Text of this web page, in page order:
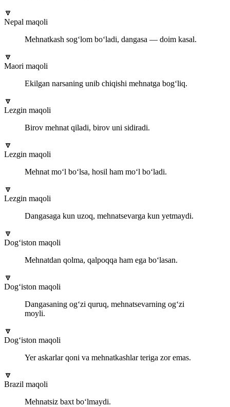
🔽
Nepal maqoli
Mehnatkash sog‘lom bo‘ladi, dangasa — doim kasal.
🔽
Maori maqoli
Ekilgan narsaning unib chiqishi mehnatga bog‘liq.
🔽
Lezgin maqoli
Birov mehnat qiladi, birov uni sidiradi.
🔽
Lezgin maqoli
Mehnat mo‘l bo‘lsa, hosil ham mo‘l bo‘ladi.
🔽
Lezgin maqoli
Dangasaga kun uzoq, mehnatsevarga kun yetmaydi.
🔽
Dog‘iston maqoli
Mehnatdan qolma, qalpoqqa ham ega bo‘lasan.
🔽
Dog‘iston maqoli
Dangasaning og‘zi quruq, mehnatsevarning og‘zi
moyli.
🔽
Dog‘iston maqoli
Yer askarlar qoni va mehnatkashlar teriga zor emas.
🔽
Brazil maqoli
Mehnatsiz baxt bo‘lmaydi.